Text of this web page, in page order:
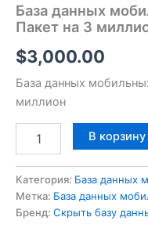
База данных
Пакет на 3
$3,000.00
База данных
миллион
В корзину
Категория: База данных
Метка: База данных
Бренд: Скрыть базу